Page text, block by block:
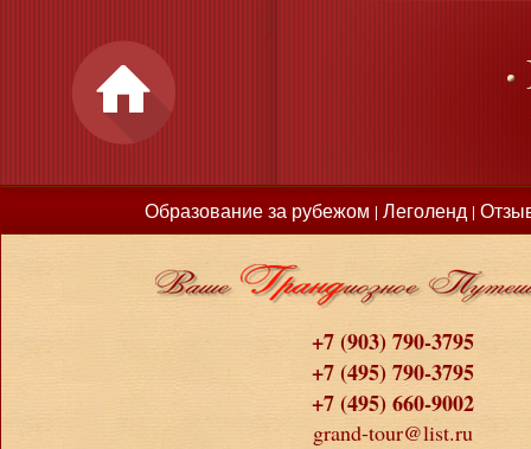
Образование за рубежом | Леголенд |
+7 (903) 790-3795
+7 (495) 790-3795
+7 (495) 660-9002
grand-tour@list.ru